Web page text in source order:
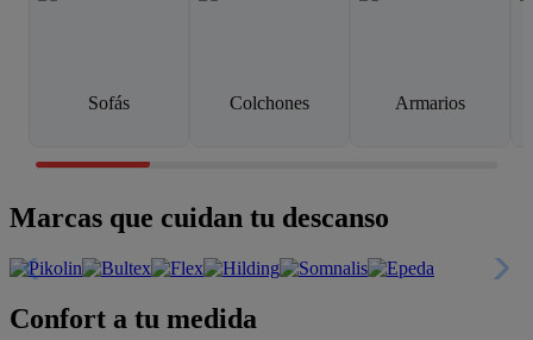
Sofás Colchones Armarios
Marcas que cuidan tu descanso
Confort a tu medida